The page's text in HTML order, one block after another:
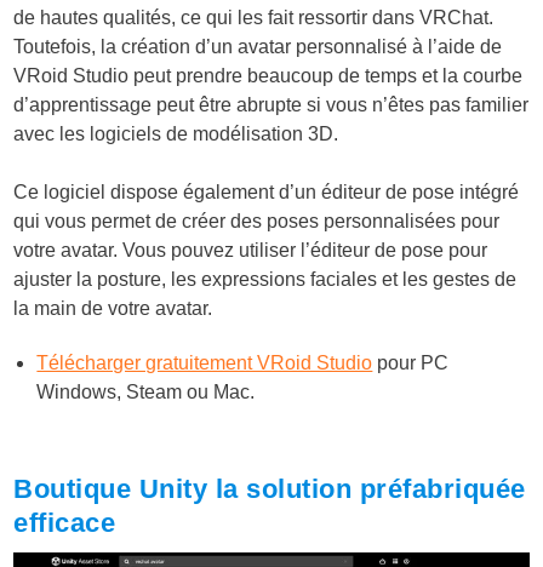
de hautes qualités, ce qui les fait ressortir dans VRChat.
Toutefois, la création d’un avatar personnalisé à l’aide de
VRoid Studio peut prendre beaucoup de temps et la courbe
d’apprentissage peut être abrupte si vous n’êtes pas familier
avec les logiciels de modélisation 3D.
Ce logiciel dispose également d’un éditeur de pose intégré
qui vous permet de créer des poses personnalisées pour
votre avatar. Vous pouvez utiliser l’éditeur de pose pour
ajuster la posture, les expressions faciales et les gestes de
la main de votre avatar.
Télécharger gratuitement VRoid Studio pour PC
Windows, Steam ou Mac.
Boutique Unity la solution préfabriquée
efficace